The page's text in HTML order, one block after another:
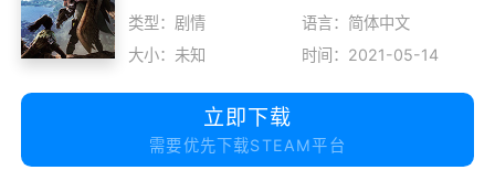
类型：剧情
语言：简体中文
大小：未知
时间：2021-05-14
立即下载
需要优先下载STEAM平台